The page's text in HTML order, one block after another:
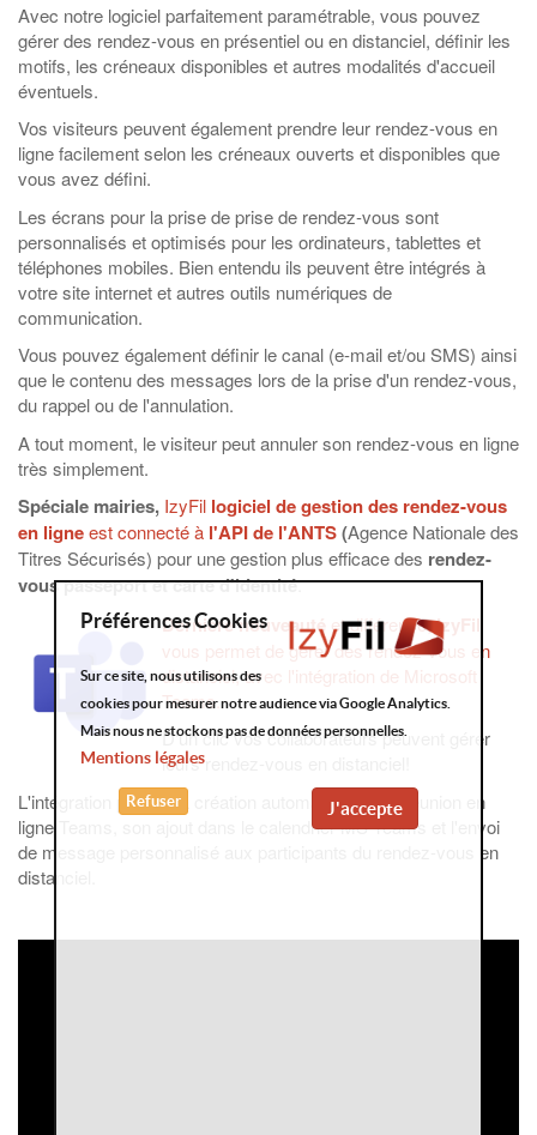
Avec notre logiciel parfaitement paramétrable, vous pouvez
gérer des rendez-vous en présentiel ou en distanciel, définir les
motifs, les créneaux disponibles et autres modalités d'accueil
éventuels.
Vos visiteurs peuvent également prendre leur rendez-vous en
ligne facilement selon les créneaux ouverts et disponibles que
vous avez défini.
Les écrans pour la prise de prise de rendez-vous sont
personnalisés et optimisés pour les ordinateurs, tablettes et
téléphones mobiles. Bien entendu ils peuvent être intégrés à
votre site internet et autres outils numériques de
communication.
Vous pouvez également définir le canal (e-mail et/ou SMS) ainsi
que le contenu des messages lors de la prise d'un rendez-vous,
du rappel ou de l'annulation.
A tout moment, le visiteur peut annuler son rendez-vous en ligne
très simplement.
Spéciale mairies, IzyFil logiciel de gestion des rendez-vous
en ligneest connecté à l'API de l'ANTS(Agence Nationale des
Titres Sécurisés) pour une gestion plus efficace des rendez-
vous passeport et carte d'identité.
Dernière nouveauté et différence,IzyFil
vous permet de gérer des rendez-vous en
distanciel, avec l'intégration de Microsoft
Teams.
D'un clic vos collaborateurs peuvent gérer
leurs rendez-vous en distanciel!
L'intégration permet la création automatique de la réunion en
ligne Teams, son ajout dans le calendrier MS Teams et l'envoi
de message personnalisé aux participants du rendez-vous en
distanciel.
Préférences Cookies
Sur ce site, nous utilisons des
cookies pour mesurer notre audience via Google Analytics.
Mais nous ne stockons pas de données personnelles.
Mentions légales
J'accepte
Refuser